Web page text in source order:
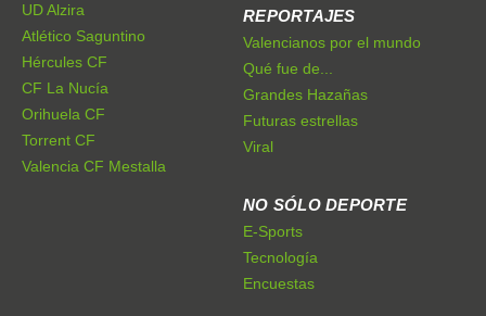
UD Alzira
Atlético Saguntino
Hércules CF
CF La Nucía
Orihuela CF
Torrent CF
Valencia CF Mestalla
REPORTAJES
Valencianos por el mundo
Qué fue de...
Grandes Hazañas
Futuras estrellas
Viral
NO SÓLO DEPORTE
E-Sports
Tecnología
Encuestas